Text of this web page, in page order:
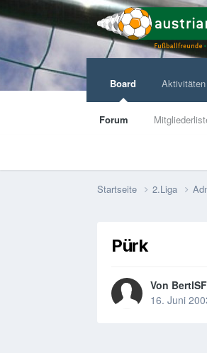
Board
Forum
Aktivitäten
Startseite 2.Liga
Pürk
Von
16. Juni